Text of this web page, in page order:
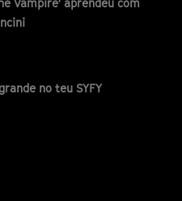
Vampire' aprendeu com
no teu SYFY